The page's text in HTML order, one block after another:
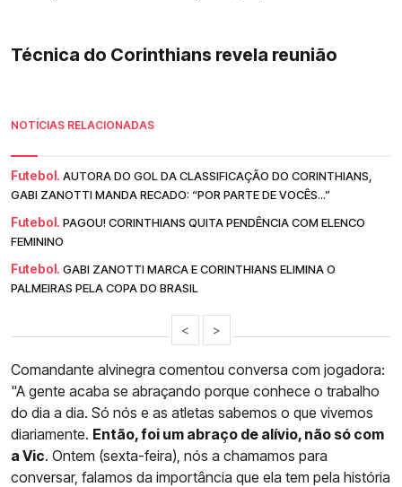
Técnica do Corinthians revela reunião
NOTÍCIAS RELACIONADAS
Futebol. AUTORA DO GOL DA CLASSIFICAÇÃO DO CORINTHIANS,
GABI ZANOTTI MANDA RECADO: “POR PARTE DE VOCÊS...”
Futebol. PAGOU! CORINTHIANS QUITA PENDÊNCIA COM ELENCO
FEMININO
Futebol. GABI ZANOTTI MARCA E CORINTHIANS ELIMINA O
PALMEIRAS PELA COPA DO BRASIL
< >
Comandante alvinegra comentou conversa com jogadora:
"A gente acaba se abraçando porque conhece o trabalho
do dia a dia. Só nós e as atletas sabemos o que vivemos
diariamente. Então, foi um abraço de alívio, não só com
a Vic. Ontem (sexta-feira), nós a chamamos para
conversar, falamos da importância que ela tem pela história